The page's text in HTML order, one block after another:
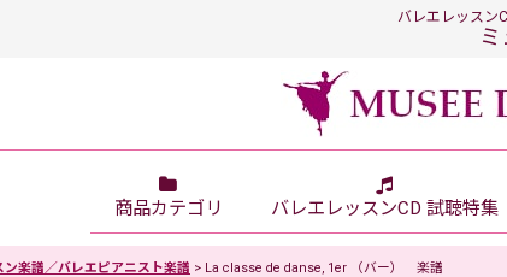
バレエレッスン
商品カテゴリ バレエレッスンCD 試聴特集
ン楽譜／バレエピアニスト楽譜 > La classe de danse, 1er （バー） 楽譜